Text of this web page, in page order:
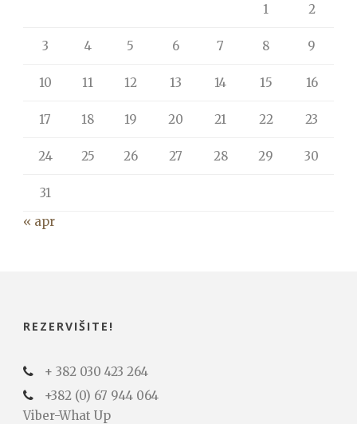
1 2
3 4 5 6 7 8 9
10 11 12 13 14 15 16
17 18 19 20 21 22 23
24 25 26 27 28 29 30
31
« apr
REZERVIŠITE!
+ 382 030 423 264
+382 (0) 67 944 064
Viber-What Up